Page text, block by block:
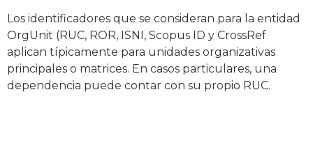
Los identificadores que se consideran para la entidad
OrgUnit (RUC, ROR, ISNI, Scopus ID y CrossRef
aplican típicamente para unidades organizativas
principales o matrices. En casos particulares, una
dependencia puede contar con su propio RUC.